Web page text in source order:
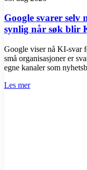
Google svarer
synlig når søk blir
Google viser nå KI-svar
små organisasjoner er
egne kanaler som
Les mer